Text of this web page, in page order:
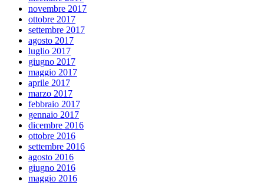
novembre 2017
ottobre 2017
settembre 2017
agosto 2017
luglio 2017
giugno 2017
maggio 2017
aprile 2017
marzo 2017
febbraio 2017
gennaio 2017
dicembre 2016
ottobre 2016
settembre 2016
agosto 2016
giugno 2016
maggio 2016